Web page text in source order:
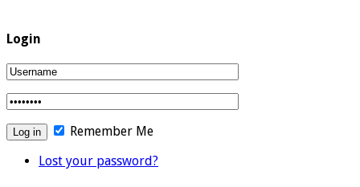
Login
Remember Me
Lost your password?